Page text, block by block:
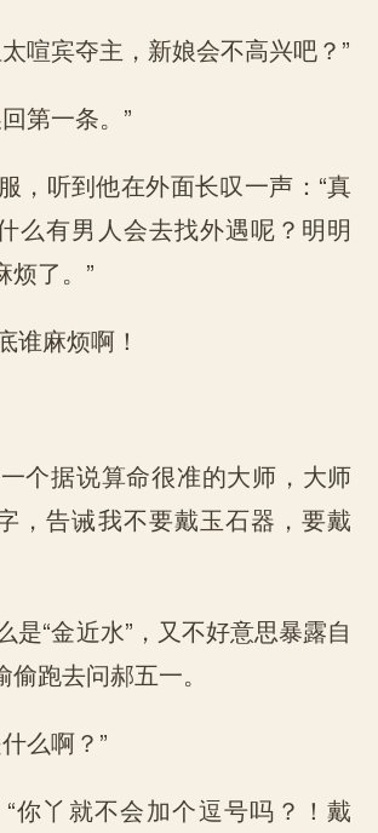
喧宾夺主，新娘会不高兴吧？”
第一条。”
，听到他在外面长叹一声：“真
么有男人会去找外遇呢？明明
烦了。”
麻烦啊！
个据说算命很准的大师，大师
，告诫我不要戴玉石器，要戴
“金近水”，又不好意思暴露自
跑去问郝五一。
么啊？”
丫就不会加个逗号吗？！戴